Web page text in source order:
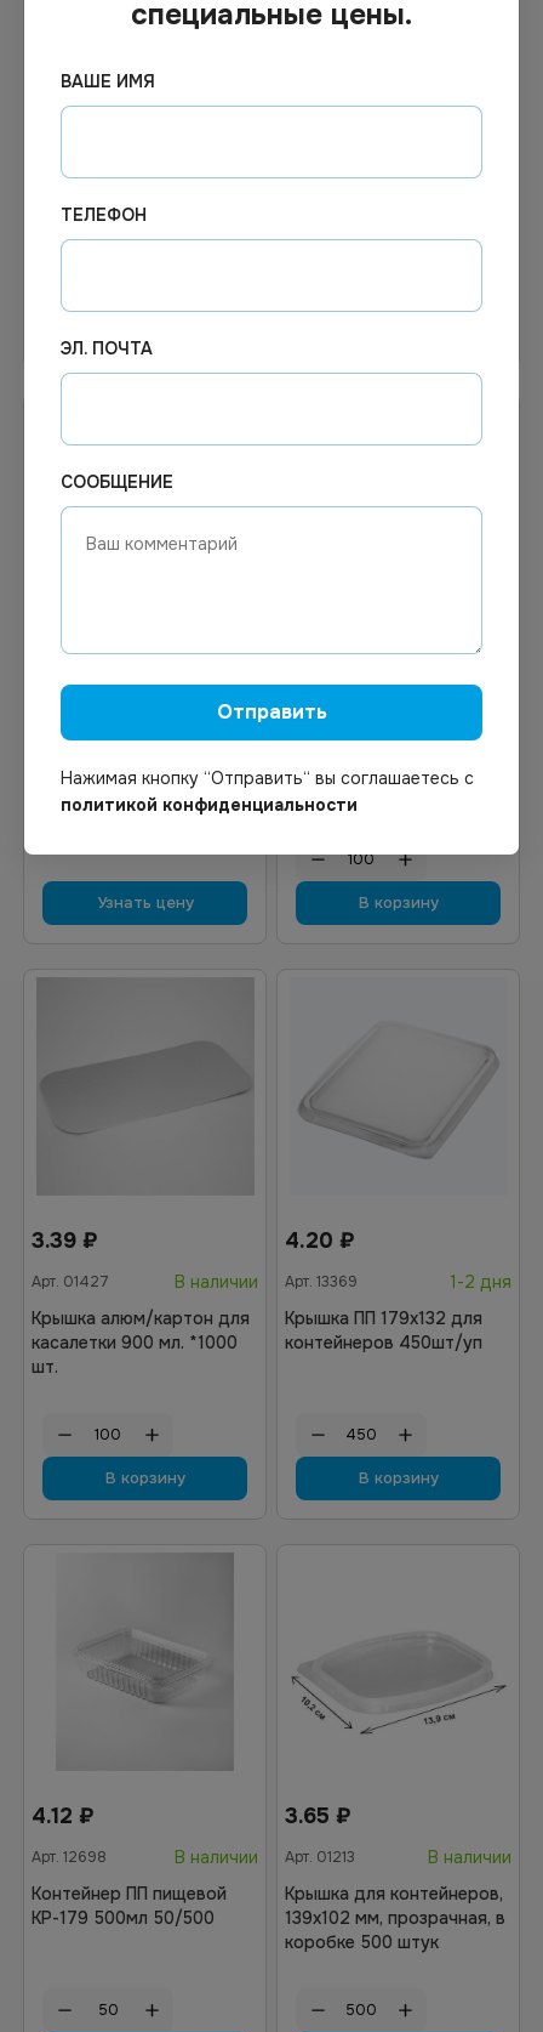
10.00₽
Контейнер ПП 1000мл
50/500
Контейнер прямоугольный
Под заказ
Крышка ПП к контейнерам
108х82 100шт/уп
Узнать цену
Арт.12831
Контейнер прямоугольный
1300 мл 250х168х50мм с
крышкой, черный РР *100
В корзину
3.39 ₽
Арт. 01427
В наличии
Крышка алюм/картон для
касалетки 900 мл. *1000
шт.
В корзину
4.20 ₽
Арт. 13369
1-2 дня
Крышка ПП 179х132 для
контейнеров 450шт/уп
В корзину
4.12 ₽
Арт. 12698
В наличии
Контейнер ПП пищевой
КР-179 500мл 50/500
3.65 ₽
Арт. 01213
В наличии
Крышка для контейнеров,
139х102 мм, прозрачная, в
коробке 500 штук
специальные цены.
ВАШЕ ИМЯ
ТЕЛЕФОН
ЭЛ. ПОЧТА
СООБЩЕНИЕ
Отправить
Нажимая кнопку “Отправить“ вы соглашаетесь с
политикой конфиденциальности